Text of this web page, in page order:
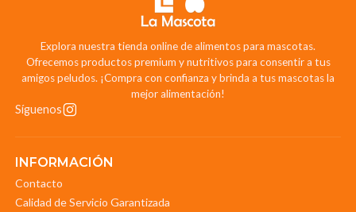
Explora nuestra tienda online de alimentos para mascotas.
Ofrecemos productos premium y nutritivos para consentir a tus
amigos peludos. ¡Compra con confianza y brinda a tus mascotas la
mejor alimentación!
Síguenos
INFORMACIÓN
Contacto
Calidad de Servicio Garantizada